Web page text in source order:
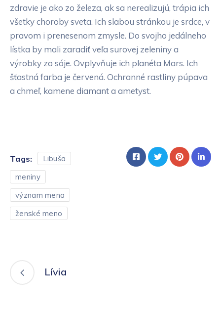
zdravie je ako zo železa, ak sa nerealizujú, trápia ich
všetky choroby sveta. Ich slabou stránkou je srdce, v
pravom i prenesenom zmysle. Do svojho jedálneho
lístka by mali zaradiť veľa surovej zeleniny a
výrobky zo sóje. Ovplyvňuje ich planéta Mars. Ich
šťastná farba je červená. Ochranné rastliny púpava
a chmeľ, kamene diamant a ametyst.
Tags:
Libuša
meniny
význam mena
ženské meno
Lívia